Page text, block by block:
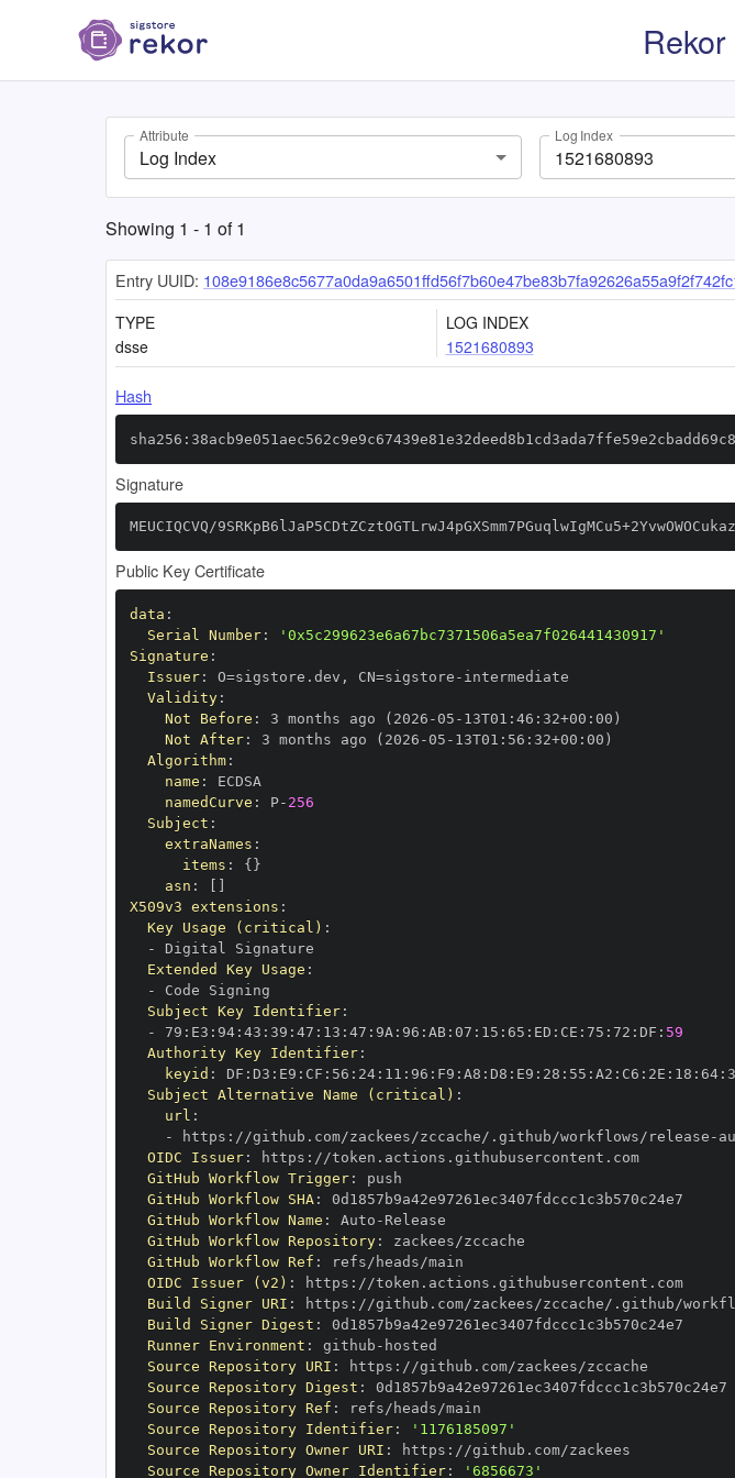
Attribute
Log Index
Log Index
Showing 1 - 1 of1
Entry UUID:
TYPE
dsse
LOG INDEX
1521680893
Hash
Signature
MEUCIQCVQ/
Public Key Certificate
data :
Serial Number:
'0x5c299623e6a67bc7371506a5ea7f026441430917'
Signature :
Issuer: O=sigstore.dev , CN=sigstore -
Validity:
Not Before : 3 months ago (2026 -05 - 13T01 : 46 : 32+00 :
Not After: 3 months ago (2026 -05 - 13T01 : 56 : 32+00 :
Algorithm:
name :
namedCurve : P- 256
Subject :
extraNames :
items : { }
asn :
X509v3 extensions :
Key Usage (critical) :
-
Extended Key Usage :
-
Subject Key Identifier:
-
79 : E3 : 94: 43 : 39 : 47 : 13 : 47 : 9A : 96 : AB: 07 : 15 : 65 : ED : CE : 75 : 72 : DF : 59
Authority Key Identifier:
keyid : DF : D3 : E9 : CF : 56 : 24: 11 : 96 : F9 : A8 : D8 : E9 : 28 : 55 : A2 : C6 : 2E : 18 : 64:
Subject Alternative Name (critical) :
url :
-
https : //github.com/zackees/zccache/.github/workflows/release -
OIDC Issuer: https :
//token.actions.githubusercontent.com
GitHub Workflow Trigger:
GitHub Workflow SHA:
GitHub Workflow Name : Auto -
GitHub Workflow Repository:
GitHub Workflow Ref :
OIDC Issuer (v2) : https :
//token.actions.githubusercontent.com
Build Signer URI : https : //github.com/zackees/zccache/.github/
Build Signer Digest :
Runner Environment : github -
Source Repository URI : https :
Source Repository Digest :
Source Repository Ref :
Source Repository Identifier:
'1176185097'
Source Repository Owner URI : https :
Source Repository Owner Identifier: '6856673'